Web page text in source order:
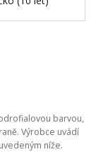
barvou,
Výrobce uvádí
níže.